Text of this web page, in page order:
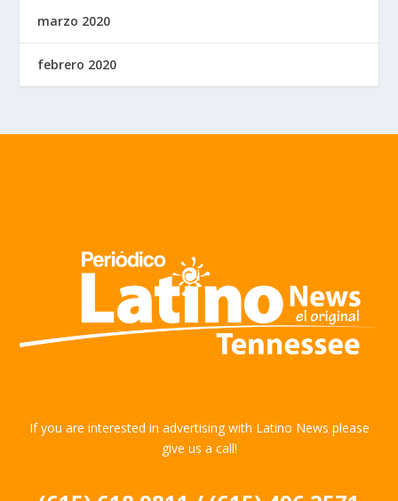
marzo 2020
febrero 2020
If you are interested in advertising with Latino News please
give us a call!